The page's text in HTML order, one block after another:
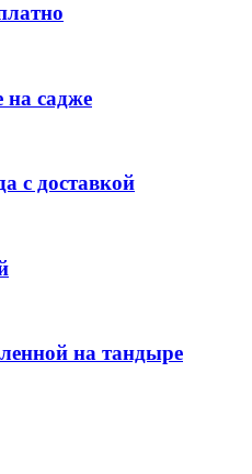
на садже
с доставкой
на тандыре